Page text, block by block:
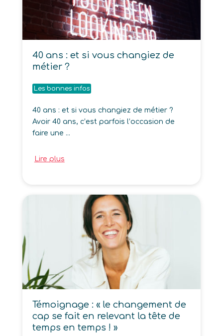
40 ans : et si vous changiez de
métier ?
Les bonnes infos
40 ans : et si vous changiez de métier ?
Avoir 40 ans, c’est parfois l’occasion de
faire une ...
Lire plus
Témoignage : « le changement de
cap se fait en relevant la tête de
temps en temps ! »